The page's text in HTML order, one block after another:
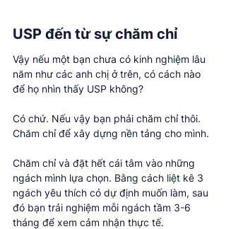
USP đến từ sự chăm chỉ
Vậy nếu một bạn chưa có kinh nghiệm lâu
năm như các anh chị ở trên, có cách nào
để họ nhìn thấy USP không?
Có chứ. Nếu vậy bạn phải chăm chỉ thôi.
Chăm chỉ để xây dựng nền tảng cho mình.
Chăm chỉ và đặt hết cái tâm vào những
ngách mình lựa chọn. Bằng cách liệt kê 3
ngách yêu thích có dự định muốn làm, sau
đó bạn trải nghiệm mỗi ngách tầm 3-6
tháng để xem cảm nhận thực tế.